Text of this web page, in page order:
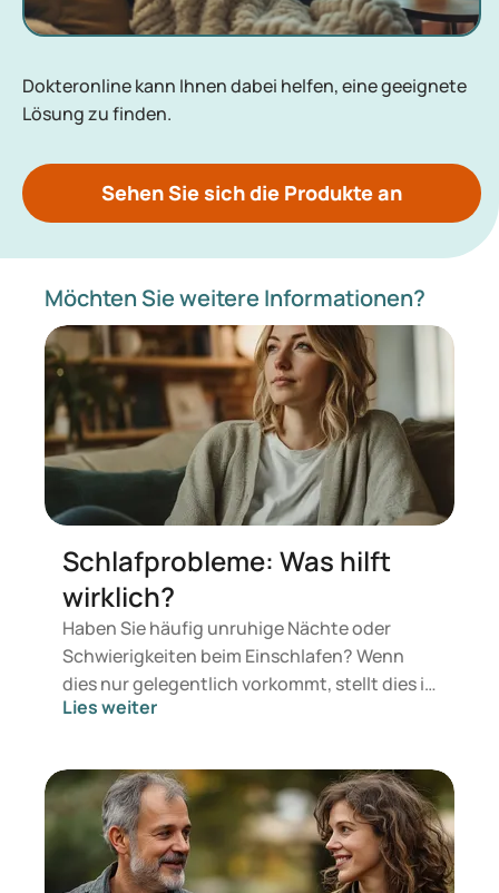
Dokteronline kann Ihnen dabei helfen, eine geeignete
Lösung zu finden.
Sehen Sie sich die Produkte an
Möchten Sie weitere Informationen?
Schlafprobleme: Was hilft
wirklich?
Haben Sie häufig unruhige Nächte oder
Schwierigkeiten beim Einschlafen? Wenn
dies nur gelegentlich vorkommt, stellt dies in
der Regel kein Problem dar – der Körper kann
jedoch, wenn sich ein chronisches Muster
entwickelt, das zu ernsthaften
Schlafproblemen führt. Dies kann die
normale Tagesfunktion beeinträchtigen und
Beschwerden wie Konzentrationsprobleme
Lies weiter